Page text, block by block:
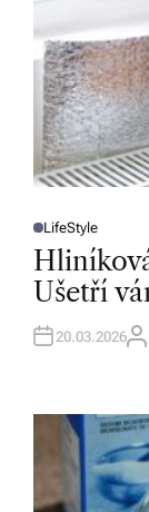
P
O
T
D
N
LifeStyle
Ušetří
20.03.2026A
R